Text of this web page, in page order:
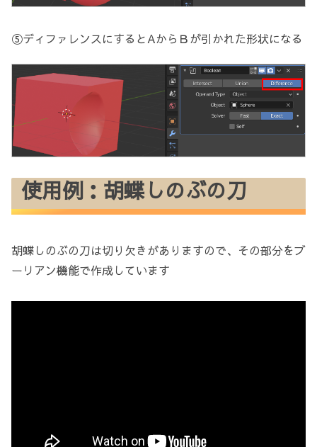
⑤ディファレンスにするとAからＢが引かれた形状になる
使用例：胡蝶しのぶの刀
胡蝶しのぶの刀は切り欠きがありますので、その部分をブ
ーリアン機能で作成しています